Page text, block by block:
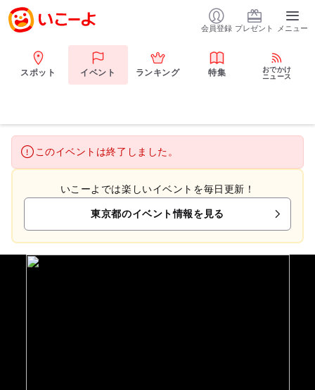
会員登録 プレゼント メニュー
スポット イベント ランキング 特集
おでかけ
ニュース
このイベントは終了しました。
いこーよでは楽しいイベントを毎日更新！
東京都のイベント情報を見る